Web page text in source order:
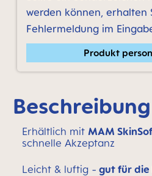
werden können, erhalten
Fehlermeldung im
Produkt
Beschreibung
Erhältlich mit MAM
schnelle Akzeptanz
Leicht & luftig - gut für die